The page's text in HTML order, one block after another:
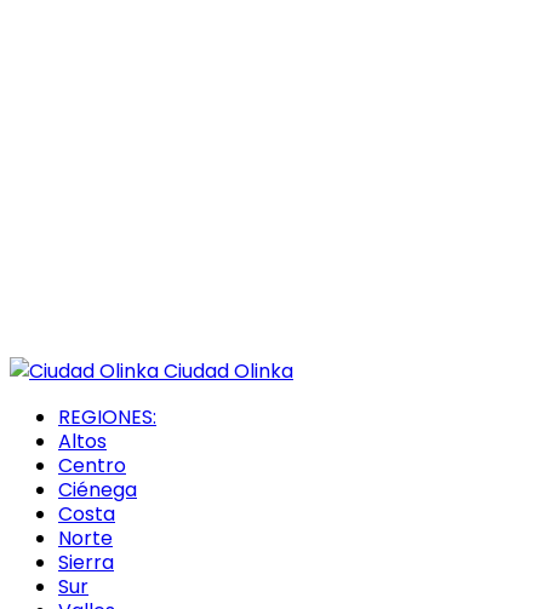
Ciudad Olinka
REGIONES:
Altos
Centro
Ciénega
Costa
Norte
Sierra
Sur